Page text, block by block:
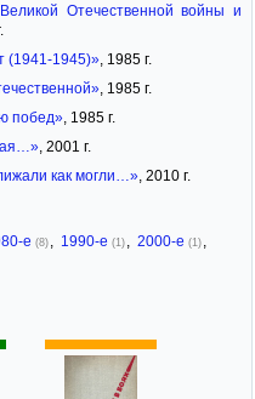
Отечественной войны и
(1941-1945)», 1985 г.
, 1985 г.
побед», 1985 г.
, 2001 г.
как могли…», 2010 г.
е (8) 1990-е (1) 2000-е (1)